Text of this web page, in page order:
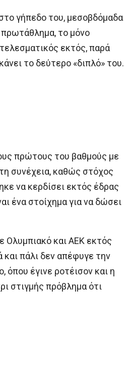
γήπεδο του, μεσοβδόμαδα
πρωτάθλημα, το μόνο
εκτός, παρά
το δεύτερο «διπλό» του.
πρώτους του βαθμούς με
συνέχεια, καθώς στόχος
να κερδίσει εκτός έδρας
ένα στοίχημα για να δώσει
Ολυμπιακό και ΑΕΚ εκτός
πάλι δεν απέφυγε την
έγινε ροτέισον και η
στιγμής πρόβλημα ότι